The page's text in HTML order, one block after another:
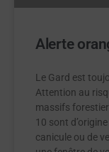
Alerte
Le Gard est
Attention au
massifs
10 sont
canicule ou de